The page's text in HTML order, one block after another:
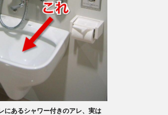
にあるシャワー付きのアレ、実は